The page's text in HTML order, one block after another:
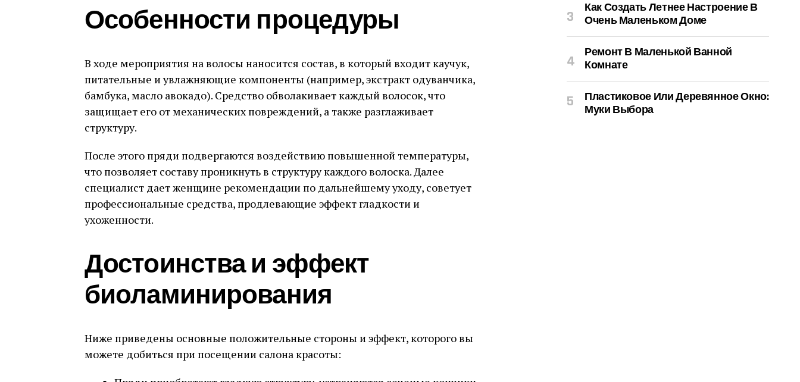
Особенности процедуры
В ходе мероприятия на волосы наносится состав, в который входит каучук,
питательные и увлажняющие компоненты (например, экстракт одуванчика,
бамбука, масло авокадо). Средство обволакивает каждый волосок, что
защищает его от механических повреждений, а также разглаживает
структуру.
После этого пряди подвергаются воздействию повышенной температуры,
что позволяет составу проникнуть в структуру каждого волоска. Далее
специалист дает женщине рекомендации по дальнейшему уходу, советует
профессиональные средства, продлевающие эффект гладкости и
ухоженности.
Достоинства и эффект
биоламинирования
Ниже приведены основные положительные стороны и эффект, которого вы
можете добиться при посещении салона красоты:
Как Создать Летнее Настроение В
Очень Маленьком Доме
Ремонт В Маленькой Ванной
Комнате
Пластиковое Или Деревянное Окно:
Муки Выбора